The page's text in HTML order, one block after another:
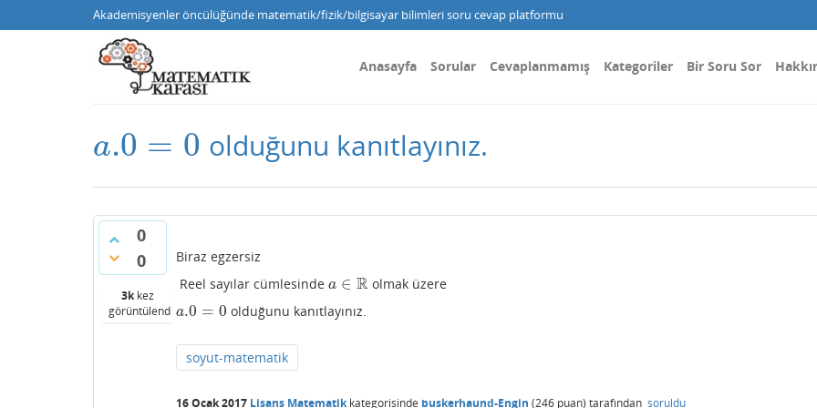
Akademisyenler öncülüğünde matematik/fizik/bilgisayar bilimleri soru cevap platformu
Anasayfa Sorular Cevaplanmamış Kategoriler Bir Soru Sor
a.0 = 0
a.0= 0 olduğunu kanıtlayınız.
0
0
3kkez
görüntülendi
Biraz egzersiz
Reel sayılar cümlesinde a ∈ R
a∈R olmak üzere
a.0 = 0
a.0= 0 olduğunu kanıtlayınız.
soyut-matematik
16 Ocak 2017 Lisans Matematikkategorisinde buskerhaund-Engin (246 puan) tarafından soruldu